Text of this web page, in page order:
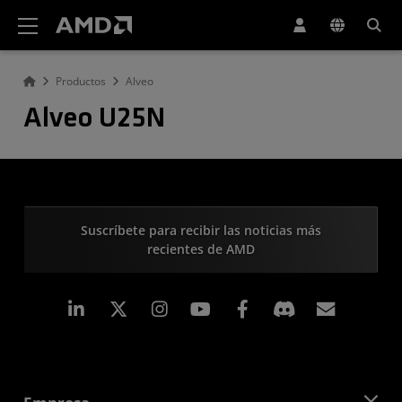
Productos Alveo
Alveo U25N
Suscríbete para recibir las noticias más
recientes de AMD
LinkedIn Instagram Facebook